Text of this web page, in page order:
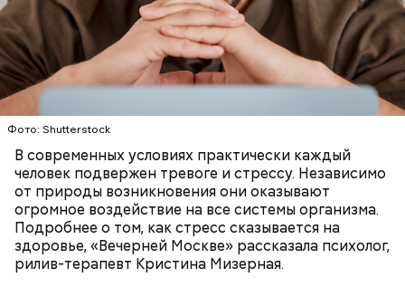
Фото: Shutterstock
В современных условиях практически каждый
человек подвержен тревоге и стрессу. Независимо
от природы возникновения они оказывают
огромное воздействие на все системы организма.
Подробнее о том, как стресс сказывается на
здоровье, «Вечерней Москве» рассказала психолог,
рилив-терапевт Кристина Мизерная.
— Там может содержаться огромное количество
нитратов, которое вызовет головокружение,